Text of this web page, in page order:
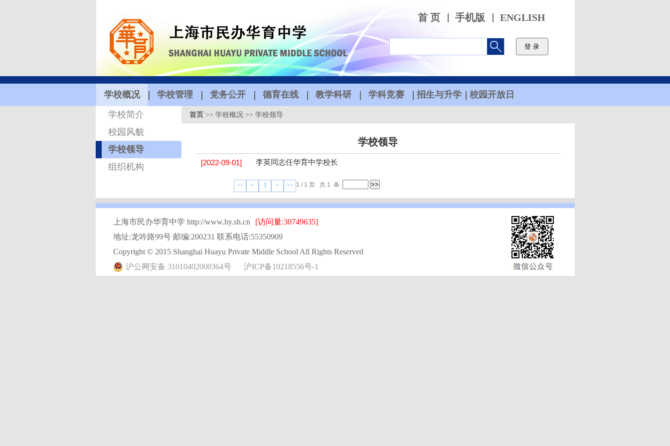
首 页 手机版 ENGLISH
学校概况 学校管理 党务公开 德育在线 教学科研 学科竞赛 招生与升学
校园开放日
学校简介
校园风貌
学校领导
组织机构
首页 >>学校概况 >>学校领导
学校领导
李英同志任华育中学校长
[2022-09-01]
<< < 1 > >> 1 / 1 页 共 1 条
上海市民办华育中学 http://www.hy.sh.cn
[访问量:30749635]
地址:龙吟路99号 邮编:200231 联系电话:55350909
Copyright © 2015 Shanghai Huayu Private Middle School All Rights Reserved
沪公网安备 31010402000364号
沪ICP备10218556号-1